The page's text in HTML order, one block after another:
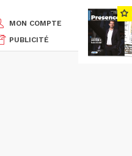
MON COMPTE
PUBLICITÉ